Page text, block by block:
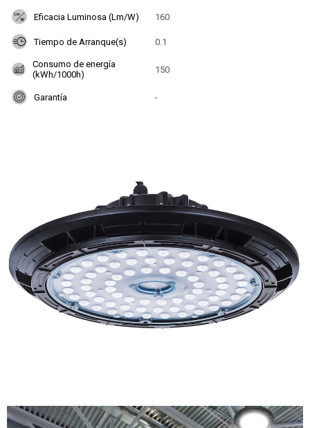
Eficacia Luminosa (Lm/W) 160
Tiempo de Arranque(s) 0.1
Consumo de energía
(kWh/1000h)
150
Garantía -